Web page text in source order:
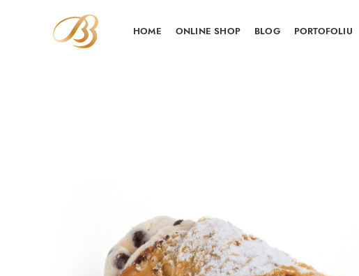
HOME ONLINE SHOP BLOG PORTOFOLIU